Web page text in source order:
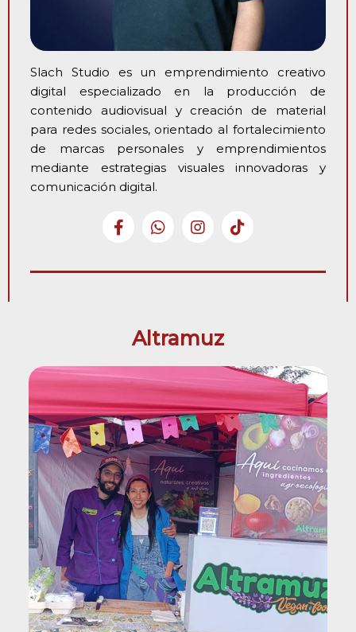
Slach Studio es un emprendimiento creativo
digital especializado en la producción de
contenido audiovisual y creación de material
para redes sociales, orientado al fortalecimiento
de marcas personales y emprendimientos
mediante estrategias visuales innovadoras y
comunicación digital.
Altramuz